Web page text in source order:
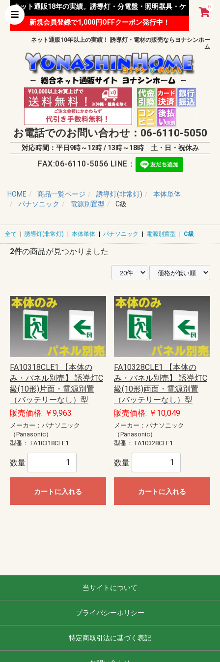
0
ネット通販18年の実績。誘導灯・分電盤・照明器具・ケ
ーブル等 様々な資材を取り扱っています。
新規会員登録で1,000円OFFクーポン発行中！
ネット通販10年以上の実績！ 誘導灯・電材の販売ならヨナシンホー
ム
お電話でのお問い合わせ：06-6110-5050
対応時間：平日9時～12時 / 13時～18時 土・日・祝休み
FAX:06-6110-5056 LINE：
HOME 商品一覧ページ 誘導灯(非常灯)
本体単体
パナソニック
電源別置型 C級
全て | 誘導灯(非常灯) | 本体単体 | パナソニック | 電源別置型 | C級
2件の商品が見つかりました
FA10318CLE1 【本体の
み・パネル別売】 誘導灯C
級(10形)片面・電源別置
（バッテリーなし）型
販売価格: ￥9,963
メーカー：パナソニック
（Panasonic）
型番： FA10318CLE1
数量
カートに入れる
FA10328CLE1 【本体の
み・パネル別売】 誘導灯C
級(10形)両面・電源別置
（バッテリーなし）型
販売価格: ￥10,049
メーカー：パナソニック
（Panasonic）
型番： FA10328CLE1
数量
カートに入れる
当サイトについて
プライバシーポリシー
特定商取引法に基づく表記